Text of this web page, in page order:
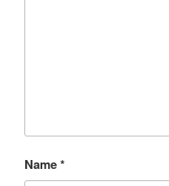
Name*